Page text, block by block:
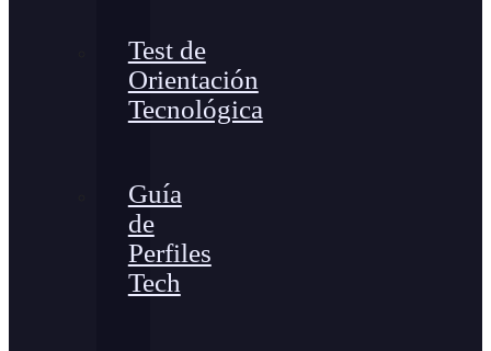
Test de
Orientación
Tecnológica
Guía
de
Perfiles
Tech